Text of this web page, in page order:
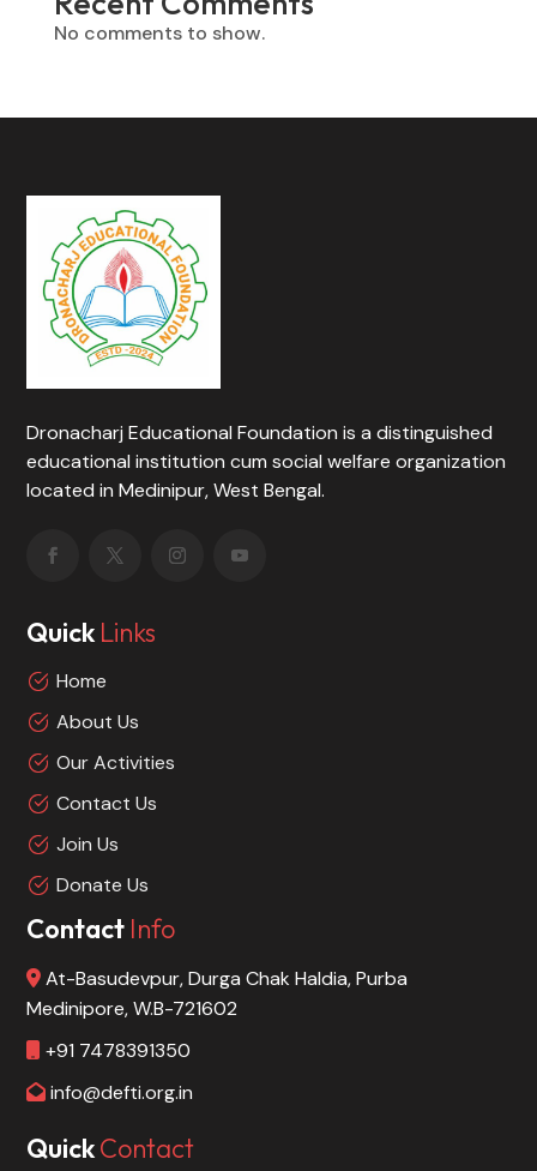
No comments to show.
Dronacharj Educational Foundation is a distinguished
educational institution cum social welfare organization
located in Medinipur, West Bengal.
Quick Links
Home
About Us
Our Activities
Contact Us
Join Us
Donate Us
Contact Info
At-Basudevpur, Durga Chak Haldia, Purba
Medinipore, W.B-721602
+91 7478391350
info@defti.org.in
QuickContact